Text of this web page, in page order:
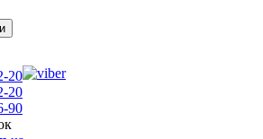
20
20
90